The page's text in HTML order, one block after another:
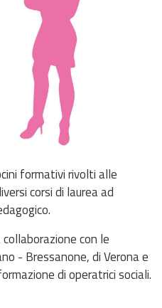
formativi rivolti alle
corsi di laurea ad
con le
- Bressanone, di Verona e
di operatrici sociali.